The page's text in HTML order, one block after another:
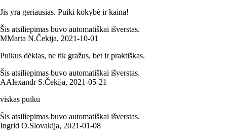
Jis yra geriausias. Puiki kokybė ir kaina!
Šis atsiliepimas buvo automatiškai išverstas.
MMarta N.Čekija, 2021‑10‑01
Puikus dėklas, ne tik gražus, bet ir praktiškas.
Šis atsiliepimas buvo automatiškai išverstas.
AAlexandr S.Čekija, 2021‑05‑21
viskas puiku
Šis atsiliepimas buvo automatiškai išverstas.
Ingrid O.Slovakija, 2021‑01‑08